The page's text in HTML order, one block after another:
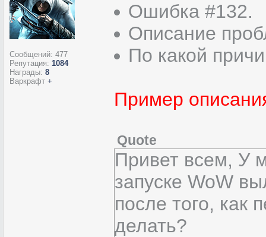
Сообщений: 477
Репутация: 1084
Награды: 8
Варкрафт +
Ошибка #132.
Описание
По какой
Пример
Quote
Привет всем, У
запуске WoW
после того, как
делать?